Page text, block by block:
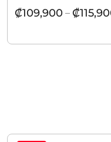
₡109,900 –₡